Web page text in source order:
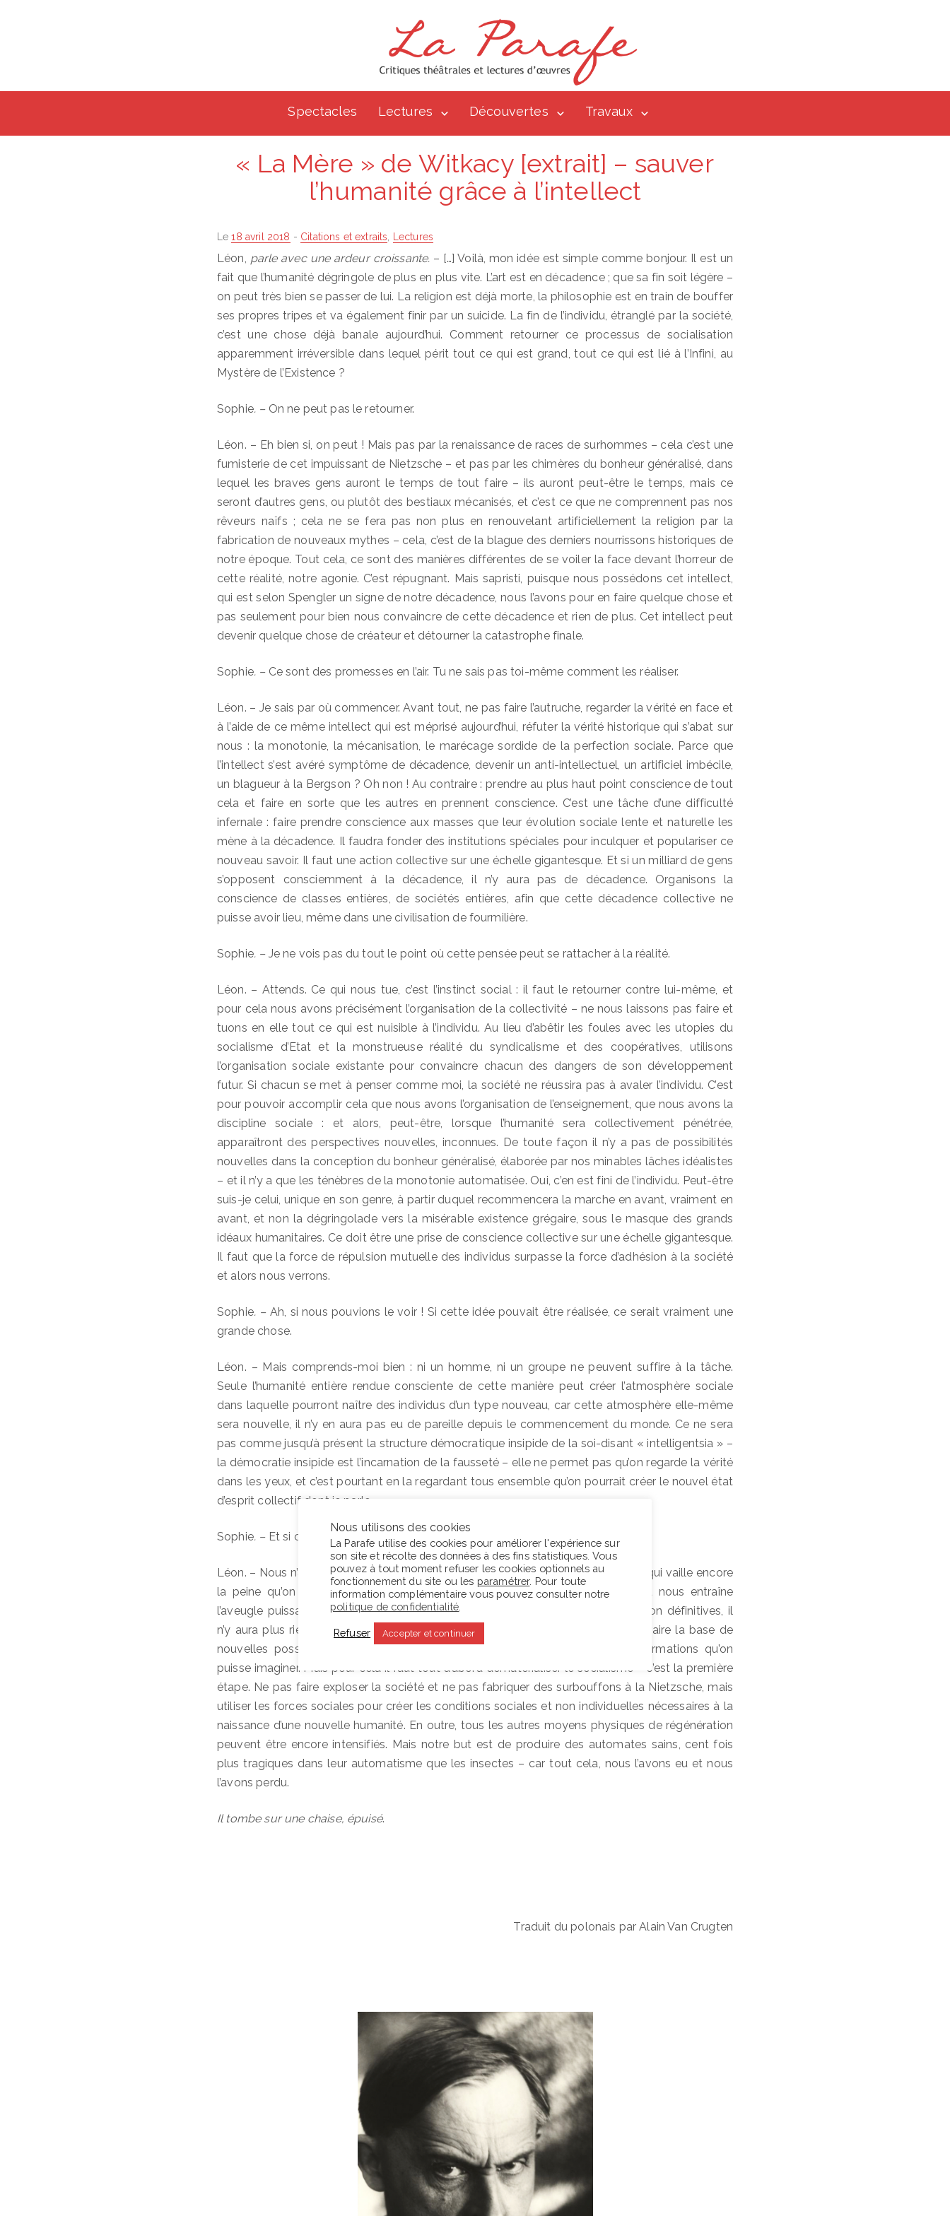
Spectacles Lectures Découvertes Travaux
« La Mère » de Witkacy [extrait] – sauver
l’humanité grâce à l’intellect
LePosted
18 avril 2018 - Citations et extraits Lectures
Léon, parle avec une ardeur croissante. – […] Voilà, mon idée est simple comme bonjour. Il est un
fait que l’humanité dégringole de plus en plus vite. L’art est en décadence ; que sa fin soit légère –
on peut très bien se passer de lui. La religion est déjà morte, la philosophie est en train de bouffer
ses propres tripes et va également finir par un suicide. La fin de l’individu, étranglé par la société,
c’est une chose déjà banale aujourd’hui. Comment retourner ce processus de socialisation
apparemment irréversible dans lequel périt tout ce qui est grand, tout ce qui est lié à l’Infini, au
Mystère de l’Existence ?
Sophie. – On ne peut pas le retourner.
Léon. – Eh bien si, on peut ! Mais pas par la renaissance de races de surhommes – cela c’est une
fumisterie de cet impuissant de Nietzsche – et pas par les chimères du bonheur généralisé, dans
lequel les braves gens auront le temps de tout faire – ils auront peut-être le temps, mais ce
seront d’autres gens, ou plutôt des bestiaux mécanisés, et c’est ce que ne comprennent pas nos
rêveurs naïfs ; cela ne se fera pas non plus en renouvelant artificiellement la religion par la
fabrication de nouveaux mythes – cela, c’est de la blague des derniers nourrissons historiques de
notre époque. Tout cela, ce sont des manières différentes de se voiler la face devant l’horreur de
cette réalité, notre agonie. C’est répugnant. Mais sapristi, puisque nous possédons cet intellect,
qui est selon Spengler un signe de notre décadence, nous l’avons pour en faire quelque chose et
pas seulement pour bien nous convaincre de cette décadence et rien de plus. Cet intellect peut
devenir quelque chose de créateur et détourner la catastrophe finale.
Sophie. –Ce sont des promesses en l’air. Tu ne sais pas toi-même comment les réaliser.
Léon. – Je sais par où commencer. Avant tout, ne pas faire l’autruche, regarder la vérité en face et
à l’aide de ce même intellect qui est méprisé aujourd’hui, réfuter la vérité historique qui s’abat sur
nous : la monotonie, la mécanisation, le marécage sordide de la perfection sociale. Parce que
l’intellect s’est avéré symptôme de décadence, devenir un anti-intellectuel, un artificiel imbécile,
un blagueur à la Bergson ? Oh non ! Au contraire : prendre au plus haut point conscience de tout
cela et faire en sorte que les autres en prennent conscience. C’est une tâche d’une difficulté
infernale : faire prendre conscience aux masses que leur évolution sociale lente et naturelle les
mène à la décadence. Il faudra fonder des institutions spéciales pour inculquer et populariser ce
nouveau savoir. Il faut une action collective sur une échelle gigantesque. Et si un milliard de gens
s’opposent consciemment à la décadence, il n’y aura pas de décadence. Organisons la
conscience de classes entières, de sociétés entières, afin que cette décadence collective ne
puisse avoir lieu, même dans une civilisation de fourmilière.
Sophie. –Je ne vois pas du tout le point où cette pensée peut se rattacher à la réalité.
Léon. – Attends. Ce qui nous tue, c’est l’instinct social : il faut le retourner contre lui-même, et
pour cela nous avons précisément l’organisation de la collectivité – ne nous laissons pas faire et
tuons en elle tout ce qui est nuisible à l’individu. Au lieu d’abêtir les foules avec les utopies du
socialisme d’Etat et la monstrueuse réalité du syndicalisme et des coopératives, utilisons
l’organisation sociale existante pour convaincre chacun des dangers de son développement
futur. Si chacun se met à penser comme moi, la société ne réussira pas à avaler l’individu. C’est
pour pouvoir accomplir cela que nous avons l’organisation de l’enseignement, que nous avons la
discipline sociale : et alors, peut-être, lorsque l’humanité sera collectivement pénétrée,
apparaîtront des perspectives nouvelles, inconnues. De toute façon il n’y a pas de possibilités
nouvelles dans la conception du bonheur généralisé, élaborée par nos minables lâches idéalistes
– et il n’y a que les ténèbres de la monotonie automatisée. Oui, c’en est fini de l’individu. Peut-être
suis-je celui, unique en son genre, à partir duquel recommencera la marche en avant, vraiment en
avant, et non la dégringolade vers la misérable existence grégaire, sous le masque des grands
idéaux humanitaires. Ce doit être une prise de conscience collective sur une échelle gigantesque.
Il faut que la force de répulsion mutuelle des individus surpasse la force d’adhésion à la société
et alors nous verrons.
Sophie. –Ah, si nous pouvions le voir ! Si cette idée pouvait être réalisée, ce serait vraiment une
grande chose.
Léon. – Mais comprends-moi bien : ni un homme, ni un groupe ne peuvent suffire à la tâche.
Seule l’humanité entière rendue consciente de cette manière peut créer l’atmosphère sociale
dans laquelle pourront naître des individus d’un type nouveau, car cette atmosphère elle-même
sera nouvelle, il n’y en aura pas eu de pareille depuis le commencement du monde. Ce ne sera
pas comme jusqu’à présent la structure démocratique insipide de la soi-disant « intelligentsia » –
la démocratie insipide est l’incarnation de la fausseté – elle ne permet pas qu’on regarde la vérité
dans les yeux, et c’est pourtant en la regardant tous ensemble qu’on pourrait créer le nouvel état
d’esprit collectif dont je parle.
Sophie. – Et si cela ne réussit pas ?
Léon. – Nous n’avons rien à perdre. C’est peut-être une fiction, mais c’est la seule qui vaille encore
la peine qu’on essaie. De toute manière, là où nous allons maintenant, là où nous entraîne
l’aveugle puissance sociale, c’est-à-dire vers la mécanisation et la moutonnisation définitives, il
n’y aura plus rien devant nous. Il y a un travail insensé à accomplir – il faut extraire la base de
nouvelles possibilités qui sont imprévisibles. C’est la plus terrible des transformations qu’on
puisse imaginer. Mais pour cela il faut tout d’abord dématérialiser le socialisme – c’est la première
étape. Ne pas faire exploser la société et ne pas fabriquer des surbouffons à la Nietzsche, mais
utiliser les forces sociales pour créer les conditions sociales et non individuelles nécessaires à la
naissance d’une nouvelle humanité. En outre, tous les autres moyens physiques de régénération
peuvent être encore intensifiés. Mais notre but est de produire des automates sains, cent fois
plus tragiques dans leur automatisme que les insectes – car tout cela, nous l’avons eu et nous
l’avons perdu.
Il tombe sur une chaise, épuisé.
Traduit du polonais par Alain Van Crugten
Nous utilisons des cookies
La Parafe utilise des cookies pour améliorer l'expérience sur
son site et récolte des données à des fins statistiques. Vous
pouvez à tout moment refuser les cookies optionnels au
fonctionnement du site ou les paramétrer. Pour toute
information complémentaire vous pouvez consulter notre
politique de confidentialité
Refuser Accepter et continuer